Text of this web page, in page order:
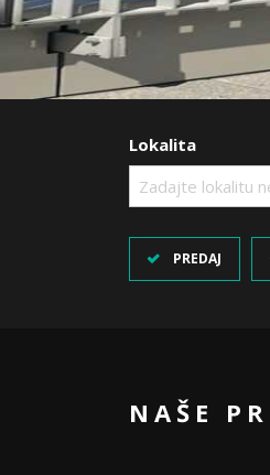
Lokalita
Zadajte lokalitu
PREDAJ
NAŠE